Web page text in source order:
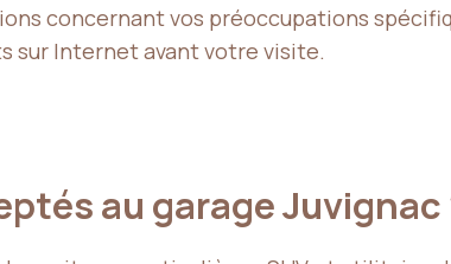
concernant vos préoccupations
sur Internet avant votre visite.
au garage Juvignac